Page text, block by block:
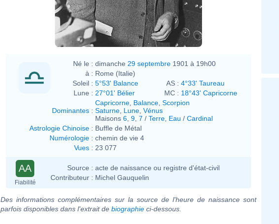
Né le : dimanche 29 septembre 1901 à 19h00
à : Rome (Italie)
Soleil : 5°53' Balance AS : 4°33' Taureau
Lune : 27°01' Bélier MC : 18°43' Capricorne
Dominantes :
Capricorne Balance Scorpion
Saturne Lune Vénus
Maisons 6 9 7 / Terre Eau / Cardinal
Astrologie Chinoise : Buffle de Métal
Numérologie : chemin de vie 4
Vues : 23 077
AA
Fiabilité
Source : acte de naissance ou registre d'état-civil
Contributeur : Michel Gauquelin
Des informations complémentaires sur la source de l'heure de naissance sont
parfois disponibles dans l'extrait de biographie ci-dessous.